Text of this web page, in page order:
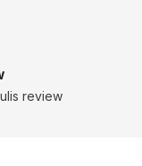
review